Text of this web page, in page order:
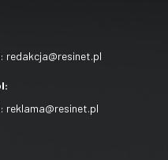
redakcja@resinet.pl
reklama@resinet.pl